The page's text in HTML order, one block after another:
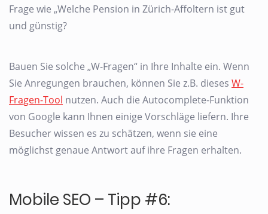
Frage wie „Welche Pension in Zürich-Affoltern ist gut
und günstig?
Bauen Sie solche „W-Fragen“ in Ihre Inhalte ein. Wenn
Sie Anregungen brauchen, können Sie z.B. dieses W-
Fragen-Tool nutzen. Auch die Autocomplete-Funktion
von Google kann Ihnen einige Vorschläge liefern. Ihre
Besucher wissen es zu schätzen, wenn sie eine
möglichst genaue Antwort auf ihre Fragen erhalten.
Mobile SEO – Tipp #6: